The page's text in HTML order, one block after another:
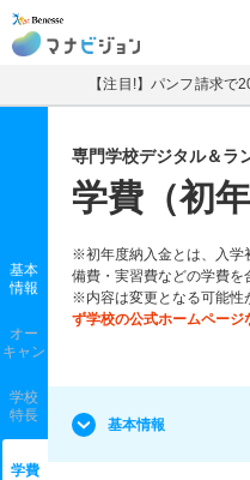
マナビジョン
【注目!】パンフ請求で
専門学校デジタル＆ラ
学費（初
※初年度納入金とは、入学
備費・実習費などの学費を
※内容は変更となる可能性
ず学校の公式ホームページ
基本
情報
オー
キャン
学校
特長
学費
基本情報